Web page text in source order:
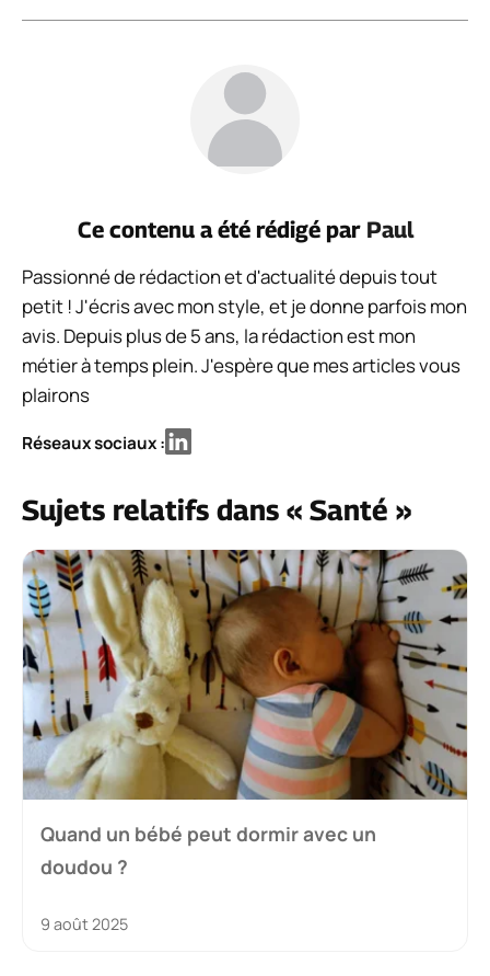
Ce contenu a été rédigé par Paul
Passionné de rédaction et d'actualité depuis tout
petit ! J'écris avec mon style, et je donne parfois mon
avis. Depuis plus de 5 ans, la rédaction est mon
métier à temps plein. J'espère que mes articles vous
plairons
Réseaux sociaux :
Sujets relatifs dans « Santé »
Quand un bébé peut dormir avec un
doudou ?
9 août 2025